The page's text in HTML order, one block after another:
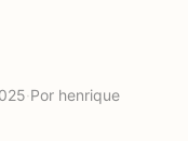
·Por henrique